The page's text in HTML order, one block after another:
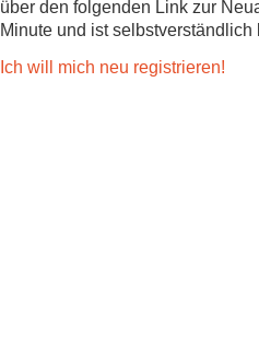
über den folgenden Link zur
Minute und ist selbstverständlich
Ich will mich neu registrieren!